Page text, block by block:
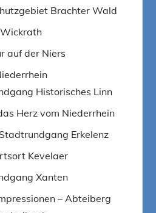
Brachter Wald
auf der Niers
Historisches Linn
Herz vom Niederrhein
Erkelenz
Kevelaer
Xanten
– Abteiberg